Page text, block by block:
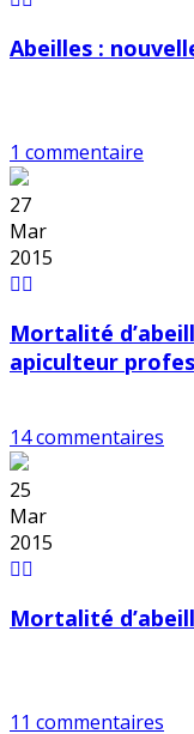
Abeilles :
1 commentaire
27
Mar
2015
Mortalité
apiculteur
14 commentaires
25
Mar
2015
Mortalité
11 commentaires